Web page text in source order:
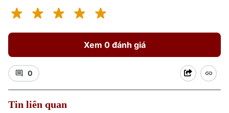
Xu hướng
Xem 0 đánh giá
0
Tin liên quan